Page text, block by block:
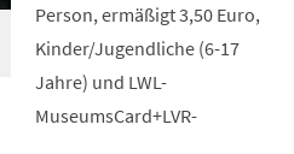
Person, ermäßigt 3,50 Euro,
Kinder/Jugendliche (6-17
Jahre) und LWL-
MuseumsCard+LVR-